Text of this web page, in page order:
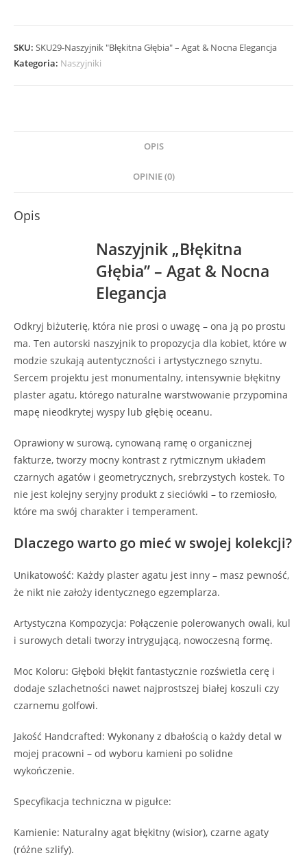
SKU: SKU29-​Naszyjnik "Błękitna Głębia" – Agat & Nocna Elegancja
Kategoria: Naszyjniki
OPIS
OPINIE (0)
Opis
​Naszyjnik „Błękitna
Głębia” – Agat & Nocna
Elegancja
​Odkryj biżuterię, która nie prosi o uwagę – ona ją po prostu
ma. Ten autorski naszyjnik to propozycja dla kobiet, które w
modzie szukają autentyczności i artystycznego sznytu.
Sercem projektu jest monumentalny, intensywnie błękitny
plaster agatu, którego naturalne warstwowanie przypomina
mapę nieodkrytej wyspy lub głębię oceanu.
​Oprawiony w surową, cynowaną ramę o organicznej
fakturze, tworzy mocny kontrast z rytmicznym układem
czarnych agatów i geometrycznych, srebrzystych kostek. To
nie jest kolejny seryjny produkt z sieciówki – to rzemiosło,
które ma swój charakter i temperament.
​Dlaczego warto go mieć w swojej kolekcji?
​Unikatowość: Każdy plaster agatu jest inny – masz pewność,
że nikt nie założy identycznego egzemplarza.
​Artystyczna Kompozycja: Połączenie polerowanych owali, kul
i surowych detali tworzy intrygującą, nowoczesną formę.
​Moc Koloru: Głęboki błękit fantastycznie rozświetla cerę i
dodaje szlachetności nawet najprostszej białej koszuli czy
czarnemu golfowi.
​Jakość Handcrafted: Wykonany z dbałością o każdy detal w
mojej pracowni – od wyboru kamieni po solidne
wykończenie.
​Specyfikacja techniczna w pigułce:
​Kamienie: Naturalny agat błękitny (wisior), czarne agaty
(różne szlify).